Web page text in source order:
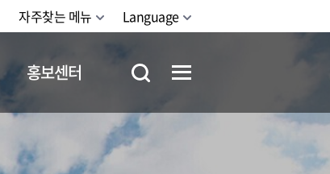
자주찾는 메뉴 Language
홍보센터